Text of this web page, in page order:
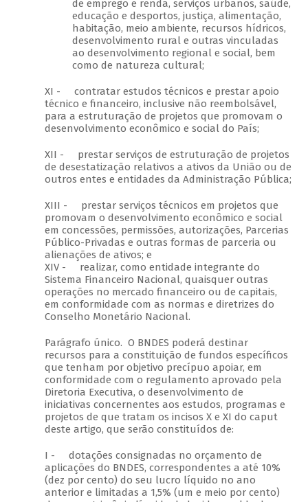
de emprego e renda, serviços urbanos, saúde,
educação e desportos, justiça, alimentação,
habitação, meio ambiente, recursos hídricos,
desenvolvimento rural e outras vinculadas
ao desenvolvimento regional e social, bem
como de natureza cultural;
XI - contratar estudos técnicos e prestar apoio
técnico e financeiro, inclusive não reembolsável,
para a estruturação de projetos que promovam o
desenvolvimento econômico e social do País;
XII - prestar serviços de estruturação de projetos
de desestatização relativos a ativos da União ou de
outros entes e entidades da Administração Pública;
XIII - prestar serviços técnicos em projetos que
promovam o desenvolvimento econômico e social
em concessões, permissões, autorizações, Parcerias
Público-Privadas e outras formas de parceria ou
alienações de ativos; e
XIV - realizar, como entidade integrante do
Sistema Financeiro Nacional, quaisquer outras
operações no mercado financeiro ou de capitais,
em conformidade com as normas e diretrizes do
Conselho Monetário Nacional.
Parágrafo único. O BNDES poderá destinar
recursos para a constituição de fundos específicos
que tenham por objetivo precípuo apoiar, em
conformidade com o regulamento aprovado pela
Diretoria Executiva, o desenvolvimento de
iniciativas concernentes aos estudos, programas e
projetos de que tratam os incisos X e XI do caput
deste artigo, que serão constituídos de:
I - dotações consignadas no orçamento de
aplicações do BNDES, correspondentes a até 10%
(dez por cento) do seu lucro líquido no ano
anterior e limitadas a 1,5% (um e meio por cento)